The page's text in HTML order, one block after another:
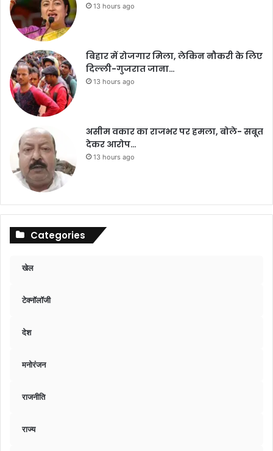
13 hours ago
बिहार में रोजगार मिला, लेकिन नौकरी के लिए
दिल्ली-गुजरात जाना…
13 hours ago
असीम वकार का राजभर पर हमला, बोले- सबूत
देकर आरोप…
13 hours ago
Categories
खेल
टेक्नॉलॉजी
देश
मनोरंजन
राजनीति
राज्य